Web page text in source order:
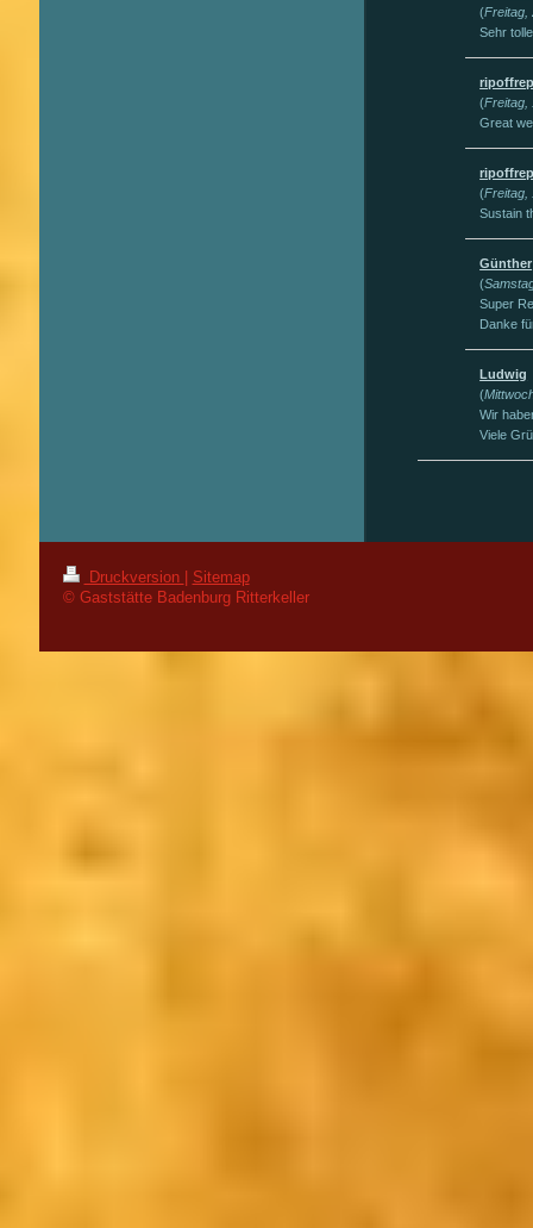
(Freitag,
Sehr
(Freitag,
Great
(Freitag,
Sustain
Günther
(
Super
Danke
Ludwig
(
Wir
Viele
Druckversion
Sitemap
© Gaststätte Badenburg Ritterkeller